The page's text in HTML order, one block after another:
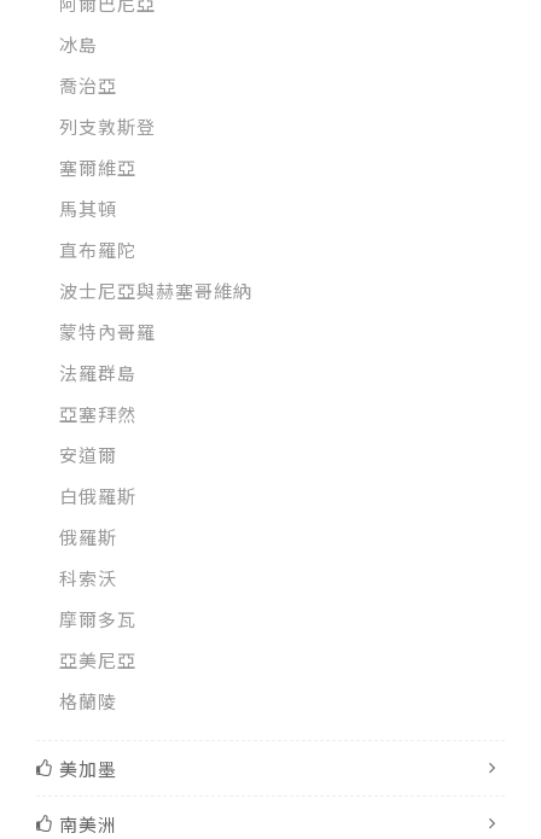
冰島
喬治亞
列支敦斯登
塞爾維亞
馬其頓
直布羅陀
波士尼亞與赫塞哥維納
蒙特內哥羅
法羅群島
亞塞拜然
安道爾
白俄羅斯
俄羅斯
科索沃
摩爾多瓦
亞美尼亞
格蘭陵
美加墨
南美洲